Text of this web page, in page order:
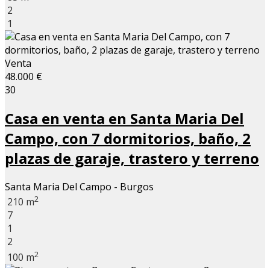
2
1
Venta
48.000 €
30
Casa en venta en Santa Maria Del
Campo, con 7 dormitorios, baño, 2
plazas de garaje, trastero y terreno
Santa Maria Del Campo - Burgos
210 m2
7
1
2
100 m2